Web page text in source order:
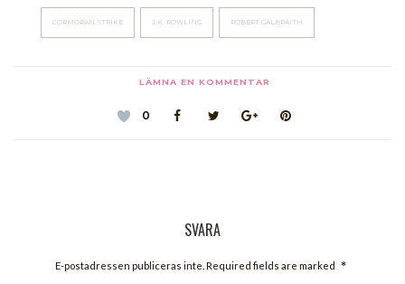
CORMORAN STRIKE J.K. ROWLING ROBERT GALBRAITH
LÄMNA EN KOMMENTAR
0
SVARA
E-postadressen publiceras inte. Required fields are marked *